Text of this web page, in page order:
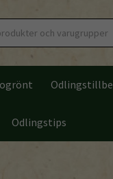
Odlingstips